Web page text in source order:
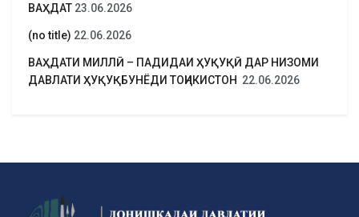
ВАҲДАТ 23.06.2026
(no title) 22.06.2026
ВАҲДАТИ МИЛЛӢ – ПАДИДАИ ҲУҚУҚӢ ДАР НИЗОМИ
ДАВЛАТИ ҲУҚУҚБУНЁДИ ТОҶИКИСТОН 22.06.2026